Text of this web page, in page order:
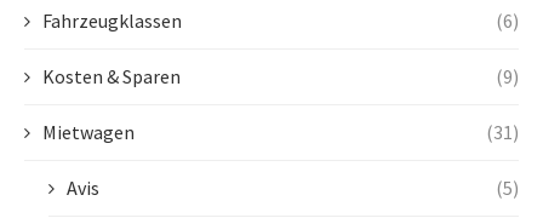
Fahrzeugklassen (6)
Kosten & Sparen (9)
Mietwagen (31)
Avis (5)